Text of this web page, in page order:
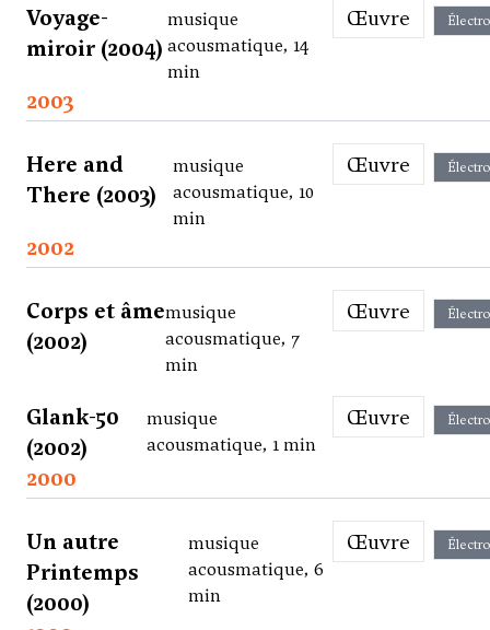
Voyage-
miroir (2004)
musique
acousmatique, 14
min
Œuvre
2003
Here and
There (2003)
musique
acousmatique, 10
min
Œuvre
2002
Corps et âme
(2002)
musique
acousmatique, 7
min
Œuvre
Glank-50
(2002)
musique
acousmatique, 1 min
Œuvre
2000
Un autre
Printemps
(2000)
musique
acousmatique, 6
min
Œuvre